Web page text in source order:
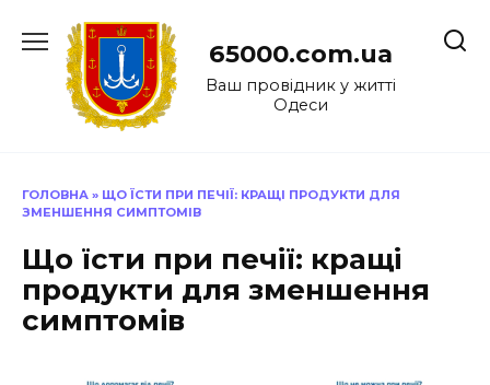
до
65000.com.ua
Ваш провідник у житті
Одеси
ГОЛОВНА » ЩО ЇСТИ ПРИ ПЕЧІЇ: КРАЩІ ПРОДУКТИ ДЛЯ
ЗМЕНШЕННЯ СИМПТОМІВ
Що їсти при печії: кращі
продукти для зменшення
симптомів